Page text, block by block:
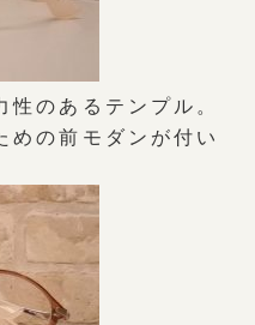
のあるテンプル。
めの前モダンが付い